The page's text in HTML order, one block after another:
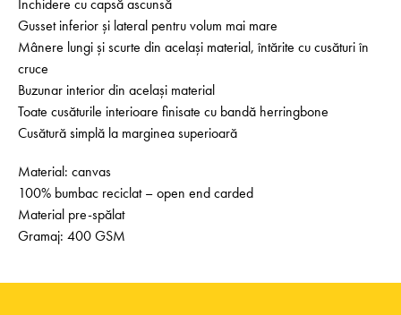
Închidere cu capsă ascunsă
Gusset inferior și lateral pentru volum mai mare
Mânere lungi și scurte din același material, întărite cu cusături în
cruce
Buzunar interior din același material
Toate cusăturile interioare finisate cu bandă herringbone
Cusătură simplă la marginea superioară
Material: canvas
100% bumbac reciclat – open end carded
Material pre-spălat
Gramaj: 400 GSM